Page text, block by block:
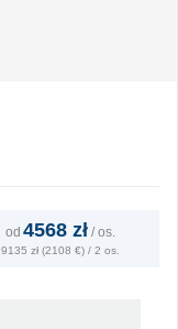
od 4568 zł / os.
9135 zł (2108 €) / 2 os.